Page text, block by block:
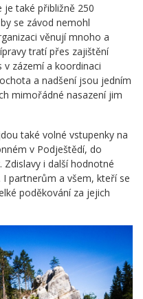
je také přibližně 250
se závod nemohl
věnují mnoho a
tratí přes zajištění
v zázemí a koordinaci
a nadšení jsou jedním
mimořádné nasazení jim
také volné vstupenky na
v Podještědí, do
Zdislavy i další hodnotné
partnerům a všem, kteří se
poděkování za jejich